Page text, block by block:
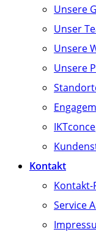
Unsere
Unser
Unsere
Unsere
Kontakt
Service